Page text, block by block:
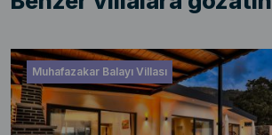
Muhafazakar Balayı Villası